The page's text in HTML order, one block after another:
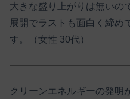
大きな盛り上がりは無いの
展開でラストも面白く締め
す。（女性 30代）
クリーンエネルギーの発明